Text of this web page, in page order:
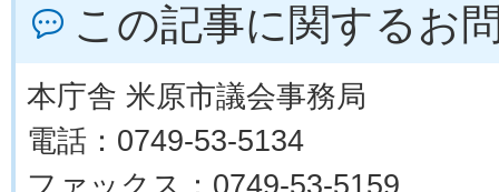
この記事に関するお
本庁舎 米原市議会事務局
電話：0749-53-5134
ファックス：0749-53-5159